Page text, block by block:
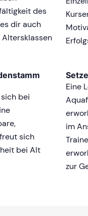
des
dir auch
bei
sich
bei Alt
Eine
im
zur